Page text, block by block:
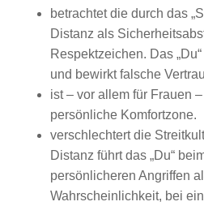
betrachtet die durch das
Distanz als
Respektzeichen. Das
und bewirkt falsche
ist – vor allem für Frauen
persönliche Komfortzone.
verschlechtert die
Distanz führt das „Du“
persönlicheren Angriffen
Wahrscheinlichkeit, bei